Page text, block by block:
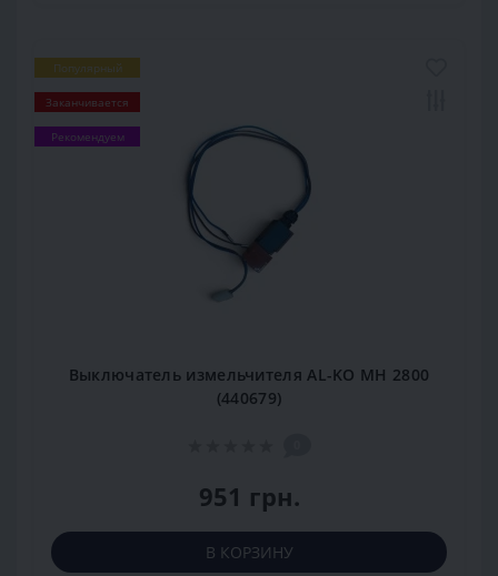
Популярный
Заканчивается
Рекомендуем
Выключатель измельчителя AL-KO MH 2800
(440679)
951 грн.
В КОРЗИНУ